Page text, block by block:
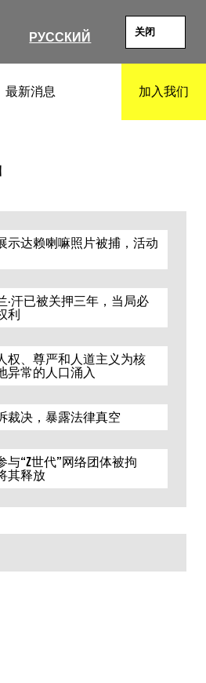
РУССКИЙ 关闭
最新消息 加入我们
示达赖喇嘛照片被捕，活动
·汗已被关押三年，当局必
利
权、尊严和人道主义为核
异常的人口涌入
裁决，暴露法律真空
与“Z世代”网络团体被拘
其释放